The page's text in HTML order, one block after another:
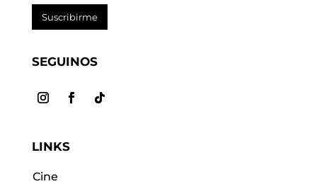
Suscribirme
SEGUINOS
LINKS
Cine